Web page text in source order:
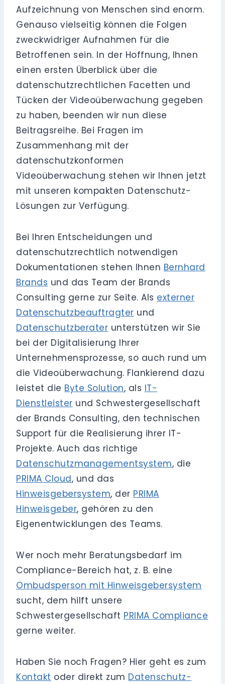
Aufzeichnung von Menschen sind enorm.
Genauso vielseitig können die Folgen
zweckwidriger Aufnahmen für die
Betroffenen sein. In der Hoffnung, Ihnen
einen ersten Überblick über die
datenschutzrechtlichen Facetten und
Tücken der Videoüberwachung gegeben
zu haben, beenden wir nun diese
Beitragsreihe. Bei Fragen im
Zusammenhang mit der
datenschutzkonformen
Videoüberwachung stehen wir Ihnen jetzt
mit unseren kompakten Datenschutz-
Lösungen zur Verfügung.
Bei Ihren Entscheidungen und
datenschutzrechtlich notwendigen
Dokumentationen stehen Ihnen Bernhard
Brands und das Team der Brands
Consulting gerne zur Seite. Als externer
Datenschutzbeauftragter und
Datenschutzberater unterstützen wir Sie
bei der Digitalisierung Ihrer
Unternehmensprozesse, so auch rund um
die Videoüberwachung. Flankierend dazu
leistet die Byte Solution, als IT-
Dienstleister und Schwestergesellschaft
der Brands Consulting, den technischen
Support für die Realisierung ihrer IT-
Projekte. Auch das richtige
Datenschutzmanagementsystem, die
PRIMA Cloud, und das
Hinweisgebersystem, der PRIMA
Hinweisgeber, gehören zu den
Eigenentwicklungen des Teams.
Wer noch mehr Beratungsbedarf im
Compliance-Bereich hat, z. B. eine
Ombudsperson mit Hinweisgebersystem
sucht, dem hilft unsere
Schwestergesellschaft PRIMA Compliance
gerne weiter.
Haben Sie noch Fragen? Hier geht es zum
Kontakt oder direkt zum Datenschutz-